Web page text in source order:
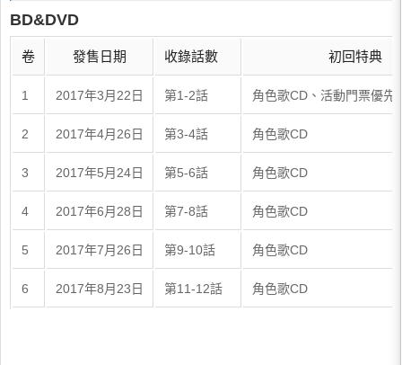
BD&DVD
卷 發售日期 收錄話數 初回特典
1 2017年3月22日 第1-2話 角色歌CD、活動門票優先
2 2017年4月26日 第3-4話 角色歌CD
3 2017年5月24日 第5-6話 角色歌CD
4 2017年6月28日 第7-8話 角色歌CD
5 2017年7月26日 第9-10話 角色歌CD
6 2017年8月23日 第11-12話 角色歌CD